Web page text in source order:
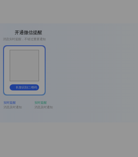
开通微信提醒
消息实时提醒，不错过重要通知
长按识别二维码
实时提醒
消息及时通知
实时提醒
消息及时通知